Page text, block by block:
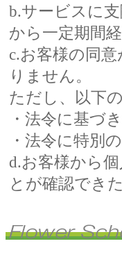
b.サービスに
から一定期間
c.お客様の同
りません。
ただし、以下
・法令に基づ
・法令に特別
d.お客様から
とが確認でき